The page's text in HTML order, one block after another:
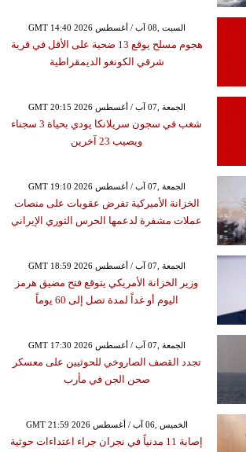
GMT 14:40 2026 السبت ,08 آب / أغسطس
هجوم مسلح يوقع 13 ضحية على الأقل في قرية
شرقي الكونغو الديمقراطية
GMT 20:15 2026 الجمعة ,07 آب / أغسطس
شغب في سجون سريلانكا يودي بحياة 3 سجناء
ويصيب 23 آخرين
GMT 19:10 2026 الجمعة ,07 آب / أغسطس
الخزانة الأميركية تفرض عقوبات على منصات
عملات مشفرة لدعمها الحرس الثوري الإيراني
GMT 18:59 2026 الجمعة ,07 آب / أغسطس
وزير الخزانة الأمريكي يتوقع فتح مضيق هرمز
اليوم أو غداً لمدة تصل إلى 60 يوماً
GMT 17:30 2026 الجمعة ,07 آب / أغسطس
تجدد القصف الصاروخي للحوثيين على معسكر
صحن الجن في مأرب
GMT 21:59 2026 الخميس ,06 آب / أغسطس
إصابة 11 مدنياً في نجران جراء اعتداءات حوثية